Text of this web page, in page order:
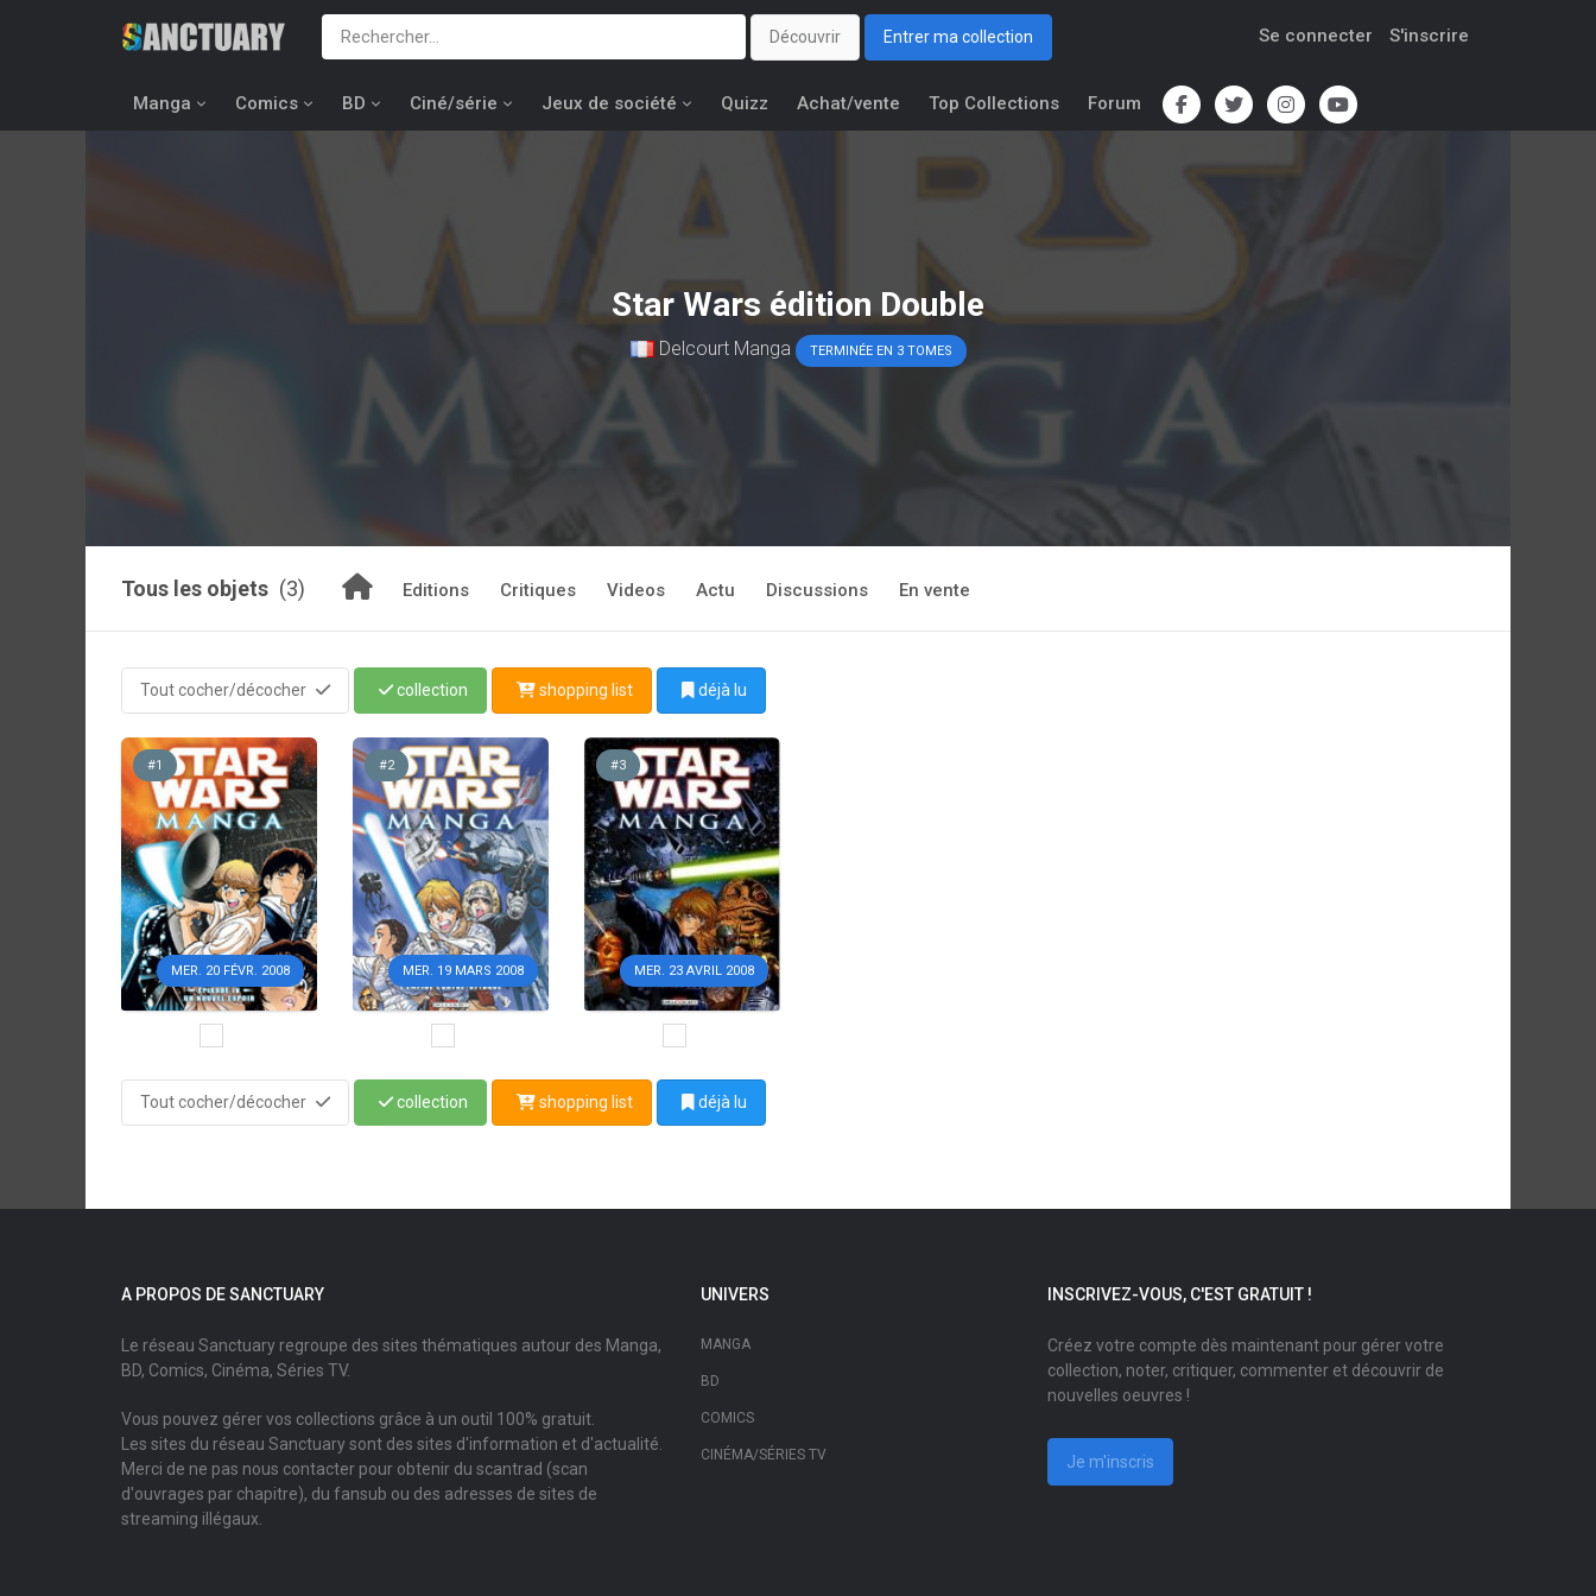
Découvrir Entrer ma collection Se connecter S'inscrire
Manga Comics BD Ciné/série Jeux de société Quizz Achat/vente Top Collections Forum
Star Wars édition Double
Delcourt Manga TERMINÉE EN 3 TOMES
Tous les objets (3) Editions Critiques Videos Actu Discussions En vente
Tout cocher/décocher collection shopping list déjà lu
MER. 20 FÉVR. 2008
#1
MER. 19 MARS 2008
#2
MER. 23 AVRIL 2008
#3
Tout cocher/décocher collection shopping list déjà lu
A PROPOS DE SANCTUARY
Le réseau Sanctuary regroupe des sites thématiques autour des Manga,
BD, Comics, Cinéma, Séries TV.
Vous pouvez gérer vos collections grâce à un outil 100% gratuit.
Les sites du réseau Sanctuary sont des sites d'information et d'actualité.
Merci de ne pas nous contacter pour obtenir du scantrad (scan
d'ouvrages par chapitre), du fansub ou des adresses de sites de
streaming illégaux.
UNIVERS
MANGA
BD
COMICS
CINÉMA/SÉRIES TV
INSCRIVEZ-VOUS, C'EST GRATUIT !
Créez votre compte dès maintenant pour gérer votre
collection, noter, critiquer, commenter et découvrir de
nouvelles oeuvres !
Je m'inscris